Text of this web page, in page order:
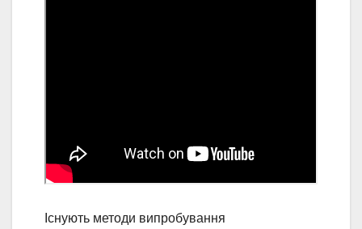
Існують методи випробування